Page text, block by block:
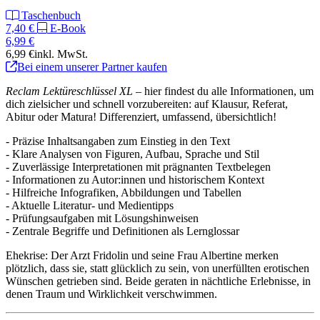
Taschenbuch
7,40 €
E-Book
6,99 €
6,99 €inkl. MwSt.
Bei einem unserer Partner kaufen
Reclam Lektüreschlüssel XL – hier findest du alle Informationen, um
dich zielsicher und schnell vorzubereiten: auf Klausur, Referat,
Abitur oder Matura! Differenziert, umfassend, übersichtlich!
- Präzise Inhaltsangaben zum Einstieg in den Text
- Klare Analysen von Figuren, Aufbau, Sprache und Stil
- Zuverlässige Interpretationen mit prägnanten Textbelegen
- Informationen zu Autor:innen und historischem Kontext
- Hilfreiche Infografiken, Abbildungen und Tabellen
- Aktuelle Literatur- und Medientipps
- Prüfungsaufgaben mit Lösungshinweisen
- Zentrale Begriffe und Definitionen als Lernglossar
Ehekrise: Der Arzt Fridolin und seine Frau Albertine merken
plötzlich, dass sie, statt glücklich zu sein, von unerfüllten erotischen
Wünschen getrieben sind. Beide geraten in nächtliche Erlebnisse, in
denen Traum und Wirklichkeit verschwimmen.